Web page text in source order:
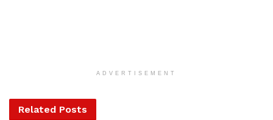
nevezett ombudsman kifogásait – mert a jogszabály-
módosítás sürgőssége nem volt megindokolva egy ilyen
ADVERTISEMENT
Related Posts